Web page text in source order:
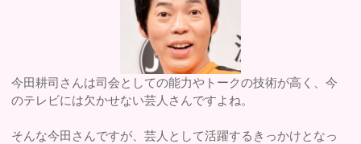
今田耕司さんは司会としての能力やトークの技術が高く、今
のテレビには欠かせない芸人さんですよね。
そんな今田さんですが、芸人として活躍するきっかけとなっ